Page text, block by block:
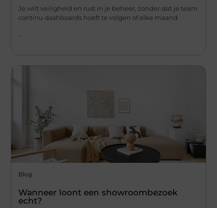
Je wilt veiligheid en rust in je beheer, zonder dat je team
continu dashboards hoeft te volgen of elke maand
Blog
Wanneer loont een showroombezoek
echt?